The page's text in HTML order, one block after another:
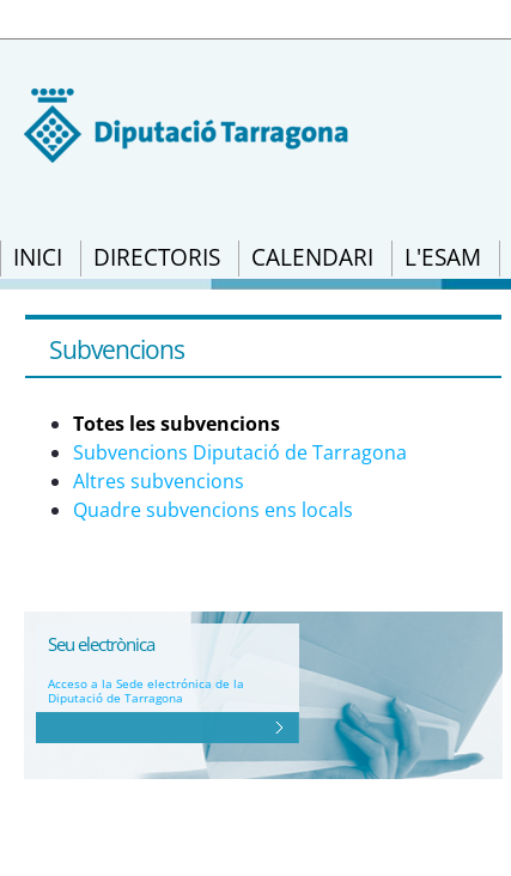
INICI DIRECTORIS CALENDARI L'ESAM
Totes les subvencions - eSAM
Subvencions
Totes les subvencions
Subvencions Diputació de Tarragona
Altres subvencions
Quadre subvencions ens locals
Seu electrònica
Acceso a la Sede electrónica de la
Diputació de Tarragona